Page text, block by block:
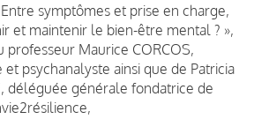
symptômes et prise en charge,
et maintenir le bien-être mental ? »,
professeur Maurice CORCOS,
et psychanalyste ainsi que de Patricia
déléguée générale fondatrice de